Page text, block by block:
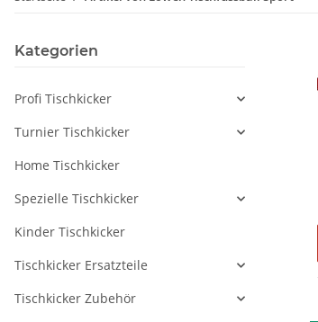
Kategorien
Profi Tischkicker
Turnier Tischkicker
Home Tischkicker
Spezielle Tischkicker
Kinder Tischkicker
Tischkicker Ersatzteile
Tischkicker Zubehör